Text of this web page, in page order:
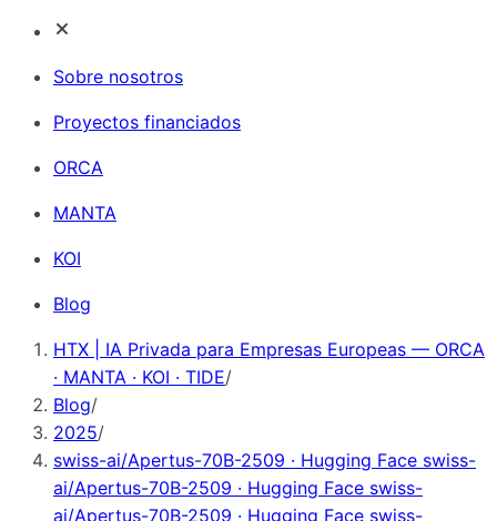
Sobre nosotros
Proyectos financiados
ORCA
MANTA
KOI
Blog
HTX | IA Privada para Empresas Europeas — ORCA
· MANTA · KOI · TIDE/
Blog/
2025/
swiss-ai/Apertus-70B-2509 · Hugging Face swiss-
ai/Apertus-70B-2509 · Hugging Face swiss-
ai/Apertus-70B-2509 · Hugging Face swiss-